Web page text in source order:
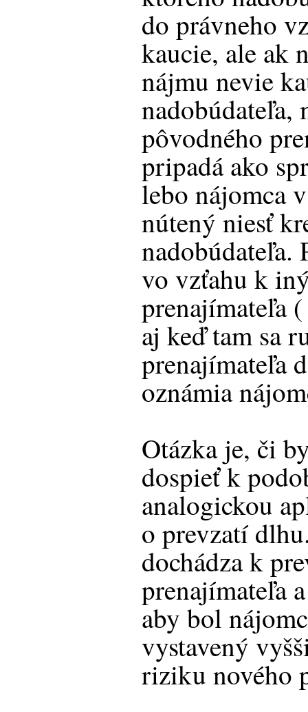
do právneho
kaucie, ale ak
nájmu nevie
nadobúdateľa,
pôvodného
pripadá ako
lebo nájomca
nútený niesť
nadobúdateľa.
vo vzťahu k
prenajímateľa
aj keď tam sa
prenajímateľa
oznámia
Otázka je, či
dospieť k
analogickou
o prevzatí
dochádza k
prenajímateľa
aby bol
vystavený
riziku nového